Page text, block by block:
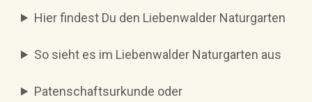
Hier findest Du den Liebenwalder Naturgarten
So sieht es im Liebenwalder Naturgarten aus
Patenschaftsurkunde oder